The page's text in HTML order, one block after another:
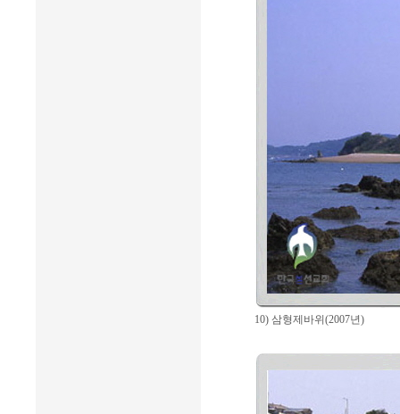
10) 삼형제바위(2007년)